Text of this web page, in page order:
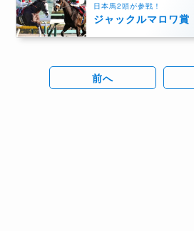
日本馬2頭が参戦！
ジャックルマロワ賞
前へ